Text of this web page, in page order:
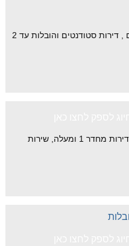
מתמחים בהובלות של פריטים בודדים , דירות סטודנטים והובלות עד 2
10 שנות נסיון , צוות כחול לבן, מוביל דירות מחדר 1 ומעלה, שירות